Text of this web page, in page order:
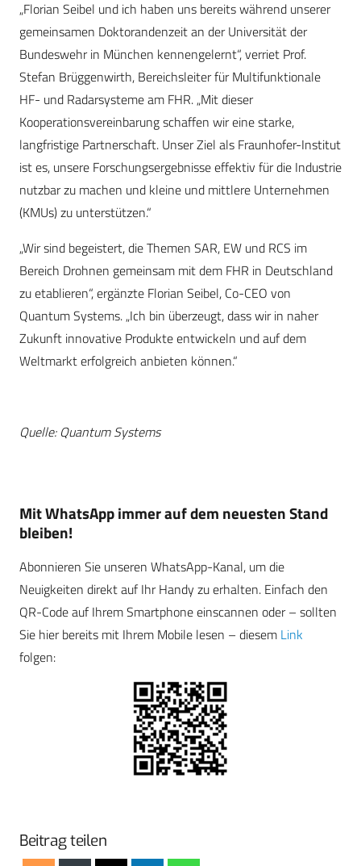
„Florian Seibel und ich haben uns bereits während unserer
gemeinsamen Doktorandenzeit an der Universität der
Bundeswehr in München kennengelernt“, verriet Prof.
Stefan Brüggenwirth, Bereichsleiter für Multifunktionale
HF- und Radarsysteme am FHR. „Mit dieser
Kooperationsvereinbarung schaffen wir eine starke,
langfristige Partnerschaft. Unser Ziel als Fraunhofer-Institut
ist es, unsere Forschungsergebnisse effektiv für die Industrie
nutzbar zu machen und kleine und mittlere Unternehmen
(KMUs) zu unterstützen.“
„Wir sind begeistert, die Themen SAR, EW und RCS im
Bereich Drohnen gemeinsam mit dem FHR in Deutschland
zu etablieren“, ergänzte Florian Seibel, Co-CEO von
Quantum Systems. „Ich bin überzeugt, dass wir in naher
Zukunft innovative Produkte entwickeln und auf dem
Weltmarkt erfolgreich anbieten können.“
Quelle: Quantum Systems
Mit WhatsApp immer auf dem neuesten Stand
bleiben!
Abonnieren Sie unseren WhatsApp-Kanal, um die
Neuigkeiten direkt auf Ihr Handy zu erhalten. Einfach den
QR-Code auf Ihrem Smartphone einscannen oder – sollten
Sie hier bereits mit Ihrem Mobile lesen – diesem Link
folgen:
Beitrag teilen